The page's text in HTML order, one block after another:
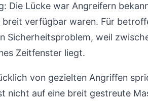
Die Lücke war Angreifern
verfügbar waren. Für
Sicherheitsproblem, weil
Zeitfenster liegt.
von gezielten Angriffen
nicht auf eine breit gestreute